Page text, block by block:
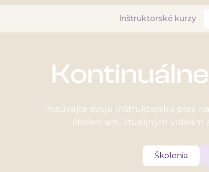
Inštruktorské kurzy
Posúvajte svoju inštruktorskú prax
školeniam, študijným videám
Školenia